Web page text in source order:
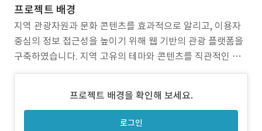
프로젝트 배경
지역 관광자원과 문화 콘텐츠를 효과적으로 알리고, 이용자
중심의 정보 접근성을 높이기 위해 웹 기반의 관광 플랫폼을
구축하였습니다. 지역 고유의 테마와 콘텐츠를 직관적인 UI
로 구성하고, CMS를 통해 지자체 담당자가 쉽게 운영할 수
확보하였습니다. 1. 문제점 1) 기존 사이트는 관광 정보의 분
류 및 구조가 복잡하여 방문자의 접근성과
프로젝트 배경을 확인해 보세요.
로그인